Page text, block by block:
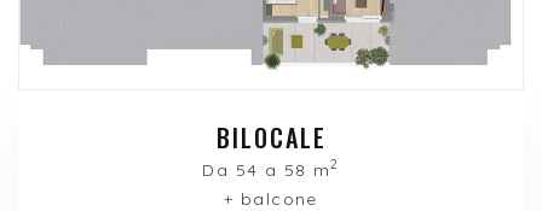
BILOCALE
Da 54 a 58 m2
+ balcone